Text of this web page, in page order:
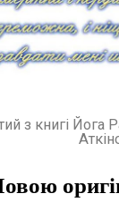
з книгі Йога